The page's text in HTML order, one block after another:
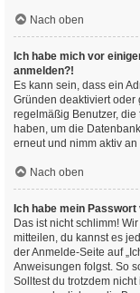
Nach oben
Ich habe mich vor
anmelden?!
Es kann sein, dass ein
Gründen deaktiviert oder
regelmäßig Benutzer,
haben, um die
erneut und nimm aktiv
Nach oben
Ich habe mein
Das ist nicht schlimm!
mitteilen, du kannst es
der Anmelde-Seite auf
Anweisungen folgst. So
Solltest du trotzdem